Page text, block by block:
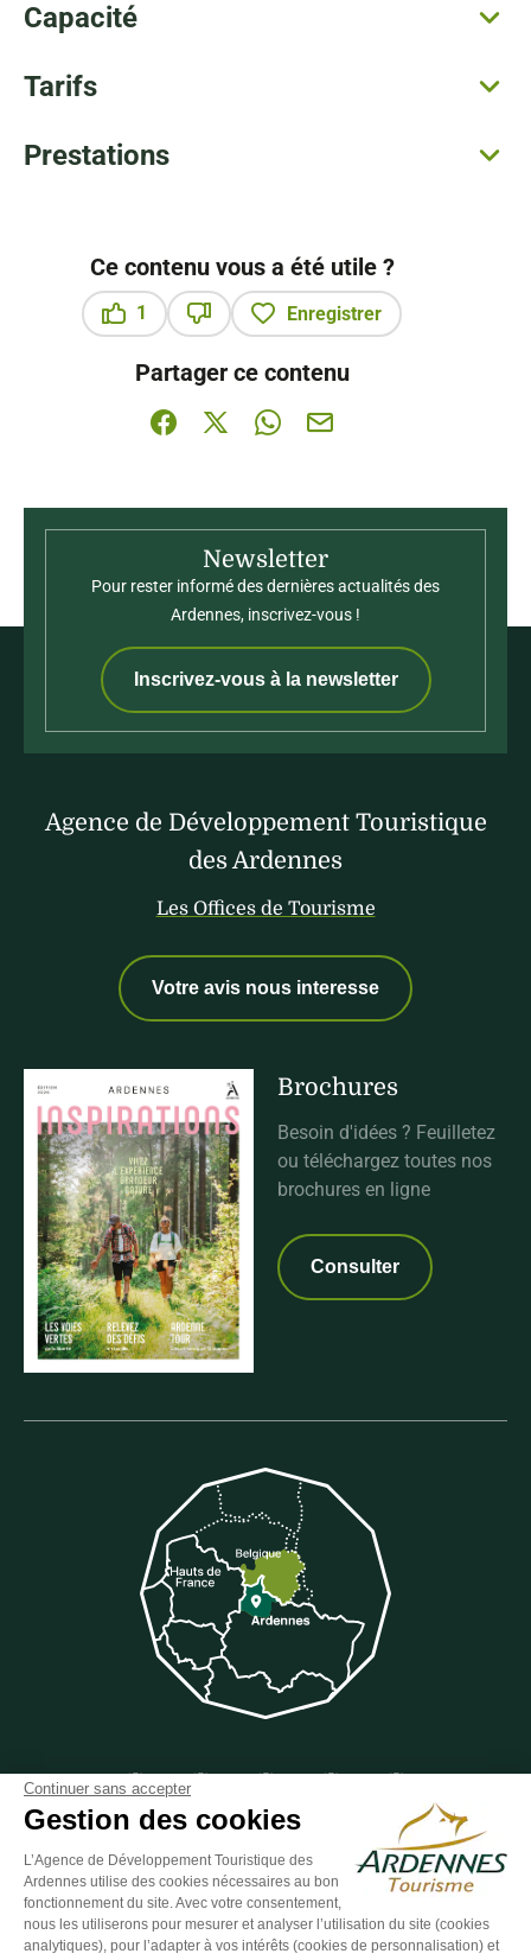
Capacité
Tarifs
Prestations
Ce contenu vous a été utile ?
1
Enregistrer
Partager ce contenu
Partager sur Facebook (nouvelle fenêtre)
Partager sur X / Twitter (nouvelle
Partager sur WhatsApp
Partager par mail
Newsletter
Pour rester informé des dernières actualités des
Ardennes, inscrivez-vous !
Inscrivez-vous à la newsletter
Agence de Développement Touristique
des Ardennes
Les Offices de Tourisme
Votre avis nous interesse
Brochures
Besoin d'idées ? Feuilletez
ou téléchargez toutes nos
brochures en ligne
Consulter
Suivez-nous sur Facebook
ESPACE GROUPES ESPACE PRESSE ESPACE PRO
Plan du site-Politique de confidentialité -Mentions légales -
Éditer mes cookies -Made with byIRIS Interactive
Continuer sans accepter
Gestion des cookies
L’Agence de Développement Touristique des
Ardennes utilise des cookies nécessaires au bon
fonctionnement du site. Avec votre consentement,
nous les utiliserons pour mesurer et analyser l’utilisation du site (cookies
analytiques), pour l’adapter à vos intérêts (cookies de personnalisation) et